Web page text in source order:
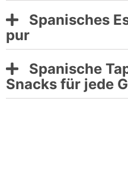
Spanisches
pur
Spanische
Snacks für jede